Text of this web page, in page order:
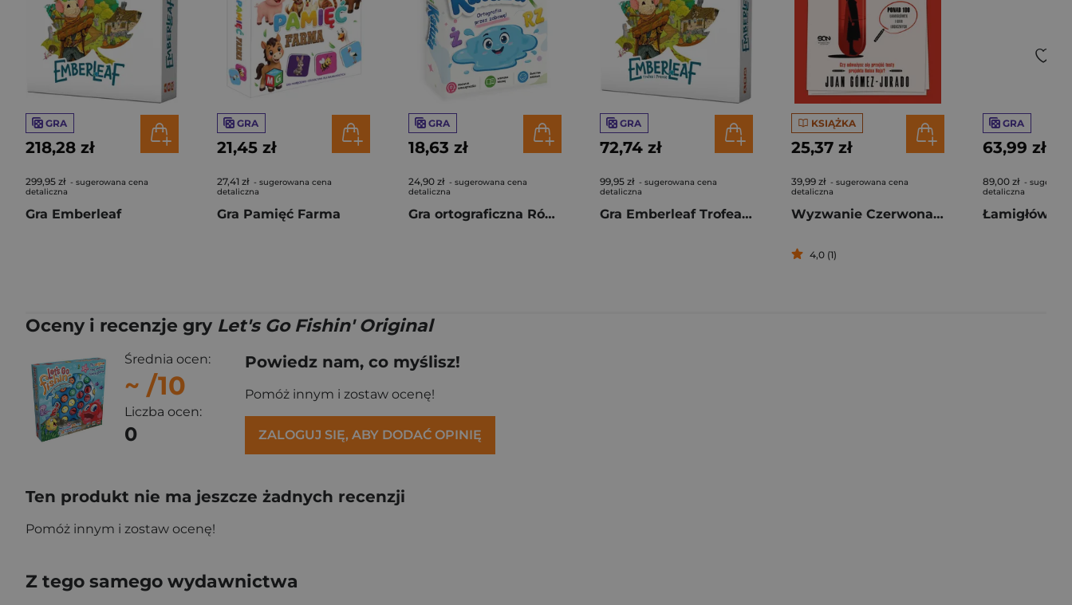
GRA
218,28 zł
299,95 zł - sugerowana cena
detaliczna
Gra Emberleaf
GRA
21,45 zł
27,41 zł - sugerowana cena
detaliczna
Gra Pamięć Farma
GRA
18,63 zł
24,90 zł - sugerowana cena
detaliczna
Gra ortograficzna Róża i Kałóża
GRA
72,74 zł
99,95 zł - sugerowana cena
detaliczna
Gra Emberleaf Trofea i Premie dodatek
KSIĄŻKA
25,37 zł
39,99 zł - sugerowana cena
detaliczna
Wyzwanie Czerwona Królowa. Zagadki dla wyjątkowych umysłów
4,0 (1)
GRA
63,99 zł
89,00 zł -
detaliczna
Oceny i recenzje gry Let's Go Fishin' Original
Średnia ocen:
~ /10
Liczba ocen:
0
Powiedz nam, co myślisz!
Pomóż innym i zostaw ocenę!
ZALOGUJ SIĘ, ABY DODAĆ OPINIĘ
Ten produkt nie ma jeszcze żadnych recenzji
Pomóż innym i zostaw ocenę!
Z tego samego wydawnictwa